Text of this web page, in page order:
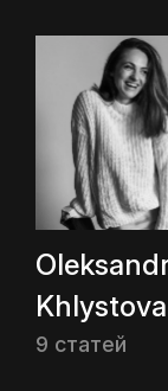
Khlystova
9 статей